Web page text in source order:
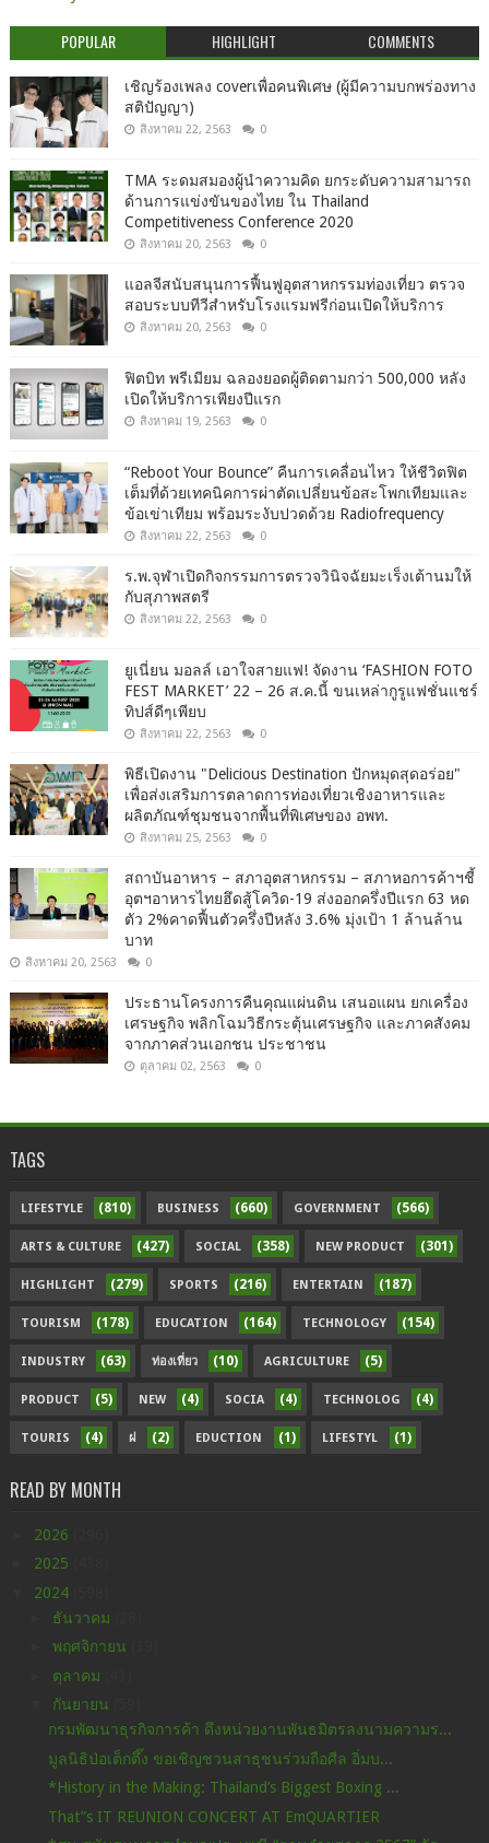
POPULAR HIGHLIGHT COMMENTS
เชิญร้องเพลง coverเพื่อคนพิเศษ (ผู้มีความบกพร่องทาง
สติปัญญา)
สิงหาคม 22, 2563 0
TMA ระดมสมองผู้นำความคิด ยกระดับความสามารถ
ด้านการแข่งขันของไทย ใน Thailand
Competitiveness Conference 2020
สิงหาคม 20, 2563 0
แอลจีสนับสนุนการฟื้นฟูอุตสาหกรรมท่องเที่ยว ตรวจ
สอบระบบทีวีสำหรับโรงแรมฟรีก่อนเปิดให้บริการ
สิงหาคม 20, 2563 0
ฟิตบิท พรีเมียม ฉลองยอดผู้ติดตามกว่า 500,000 หลัง
เปิดให้บริการเพียงปีแรก
สิงหาคม 19, 2563 0
“Reboot Your Bounce” คืนการเคลื่อนไหว ให้ชีวิตฟิต
เต็มที่ด้วยเทคนิคการผ่าตัดเปลี่ยนข้อสะโพกเทียมและ
ข้อเข่าเทียม พร้อมระงับปวดด้วย Radiofrequency
สิงหาคม 22, 2563 0
ร.พ.จุฬาเปิดกิจกรรมการตรวจวินิจฉัยมะเร็งเต้านมให้
กับสุภาพสตรี
สิงหาคม 22, 2563 0
ยูเนี่ยน มอลล์ เอาใจสายแฟ! จัดงาน ‘FASHION FOTO
FEST MARKET’ 22 – 26 ส.ค.นี้ ขนเหล่ากูรูแฟชั่นแชร์
ทิปส์ดีๆเพียบ
สิงหาคม 22, 2563 0
พิธีเปิดงาน "Delicious Destination ปักหมุดสุดอร่อย"
เพื่อส่งเสริมการตลาดการท่องเที่ยวเชิงอาหารและ
ผลิตภัณฑ์ชุมชนจากพื้นที่พิเศษของ อพท.
สิงหาคม 25, 2563 0
สถาบันอาหาร – สภาอุตสาหกรรม – สภาหอการค้าฯชี้
อุตฯอาหารไทยฮึดสู้โควิด-19 ส่งออกครึ่งปีแรก 63 หด
ตัว 2%คาดฟื้นตัวครึ่งปีหลัง 3.6% มุ่งเป้า 1 ล้านล้าน
บาท
สิงหาคม 20, 2563 0
ประธานโครงการคืนคุณแผ่นดิน เสนอแผน ยกเครื่อง
เศรษฐกิจ พลิกโฉมวิธีกระตุ้นเศรษฐกิจ และภาคสังคม
จากภาคส่วนเอกชน ประชาชน
ตุลาคม 02, 2563 0
TAGS
LIFESTYLE (810) BUSINESS (660) GOVERNMENT (566)
ARTS & CULTURE (427) SOCIAL (358) NEW PRODUCT (301)
HIGHLIGHT (279) SPORTS (216) ENTERTAIN (187)
TOURISM (178) EDUCATION (164) TECHNOLOGY (154)
INDUSTRY (63) ท่องเที่ยว (10) AGRICULTURE (5)
PRODUCT (5) NEW (4) SOCIA (4) TECHNOLOG (4)
TOURIS (4) ฝ (2) EDUCTION (1) LIFESTYL (1)
READ BY MONTH
2026
2025
2024
ธันวาคม
พฤศจิกายน
ตุลาคม
กันยายน
กรมพัฒนาธุรกิจการค้า ดึงหน่วยงานพันธมิตรลงนามความร...
มูลนิธิป่อเต็กตึ๊ง ขอเชิญชวนสาธุชนร่วมถือศีล อิ่มบ...
*History in the Making: Thailand’s Biggest Boxing ...
That”s IT REUNION CONCERT AT EmQUARTIER